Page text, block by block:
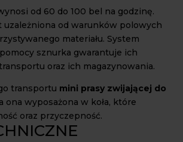
od 60 do 100 bel na godzinę.
uzależniona od warunków polowych
materiału. System
sznurka gwarantuje ich
oraz ich magazynowania.
transportu mini prasy zwijającej do
ona wyposażona w koła, które
oraz przyczepność.